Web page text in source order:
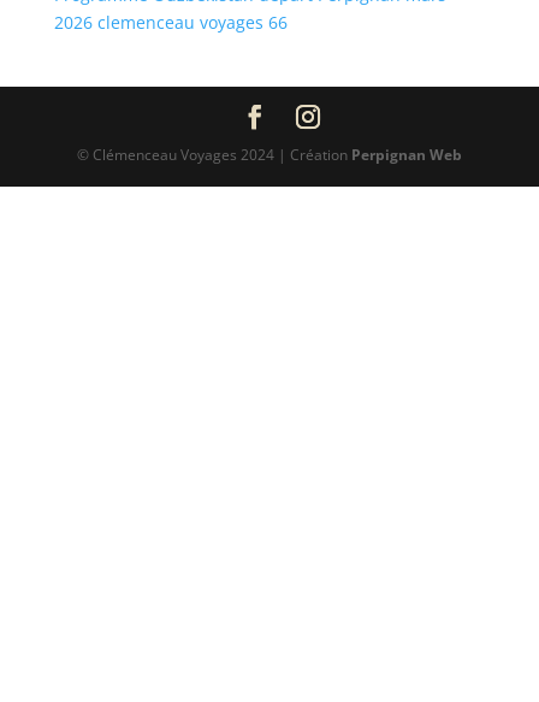
2026 clemenceau voyages 66
© Clémenceau Voyages 2024 | Création Perpignan Web